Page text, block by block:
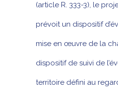
(article R. 333-3), le
prévoit un dispositif
mise en œuvre de la
dispositif de suivi de
territoire défini au